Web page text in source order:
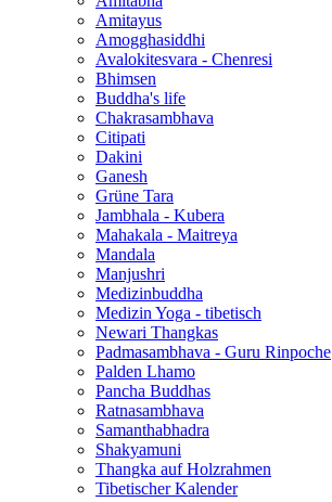
Amitayus
Amogghasiddhi
Avalokitesvara - Chenresi
Bhimsen
Buddha's life
Chakrasambhava
Citipati
Dakini
Ganesh
Grüne Tara
Jambhala - Kubera
Mahakala - Maitreya
Mandala
Manjushri
Medizinbuddha
Medizin Yoga - tibetisch
Newari Thangkas
Padmasambhava - Guru Rinpoche
Palden Lhamo
Pancha Buddhas
Ratnasambhava
Samanthabhadra
Shakyamuni
Thangka auf Holzrahmen
Tibetischer Kalender